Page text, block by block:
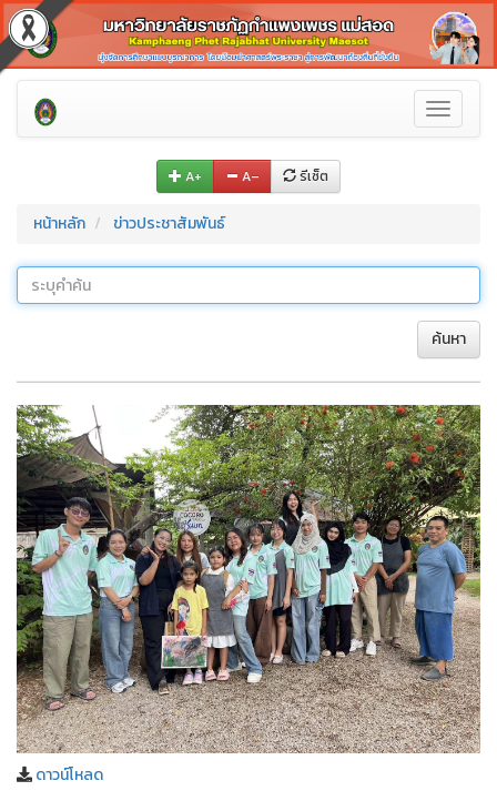
Toggle
A+ A– รีเซ็ต
หน้าหลัก ข่าวประชาสัมพันธ์
ค้นหา
ดาวน์โหลด